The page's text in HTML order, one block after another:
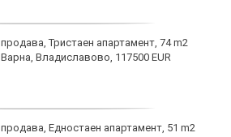
продава, Тристаен апартамент, 74 m2
Варна, Владиславово, 117500 EUR
продава, Едностаен апартамент, 51 m2